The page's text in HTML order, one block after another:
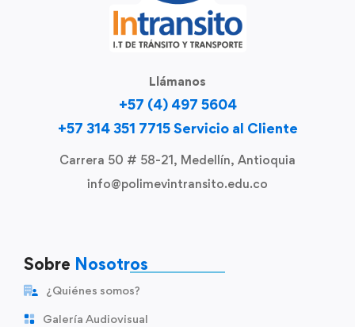
Llámanos
+57 (4) 497 5604
+57 314 351 7715 Servicio al Cliente
Carrera 50 # 58-21, Medellín, Antioquia
info@polimevintransito.edu.co
Sobre Nosotros
¿Quiénes somos?
Galería Audiovisual